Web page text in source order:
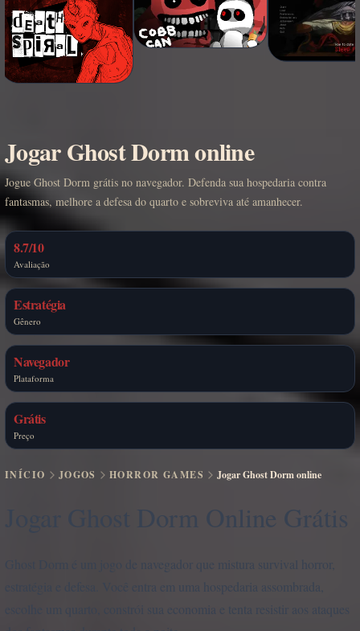
Jogar Ghost Dorm online
Jogue Ghost Dorm grátis no navegador. Defenda sua hospedaria contra
fantasmas, melhore a defesa do quarto e sobreviva até amanhecer.
8.7/10
Avaliação
Estratégia
Gênero
Navegador
Plataforma
Grátis
Preço
INÍCIO JOGOS HORROR GAMES Jogar Ghost Dorm online
Jogar Ghost Dorm Online Grátis
Ghost Dorm é um jogo de navegador que mistura survival horror,
estratégia e defesa. Você entra em uma hospedaria assombrada,
escolhe um quarto, constrói sua economia e tenta resistir aos ataques